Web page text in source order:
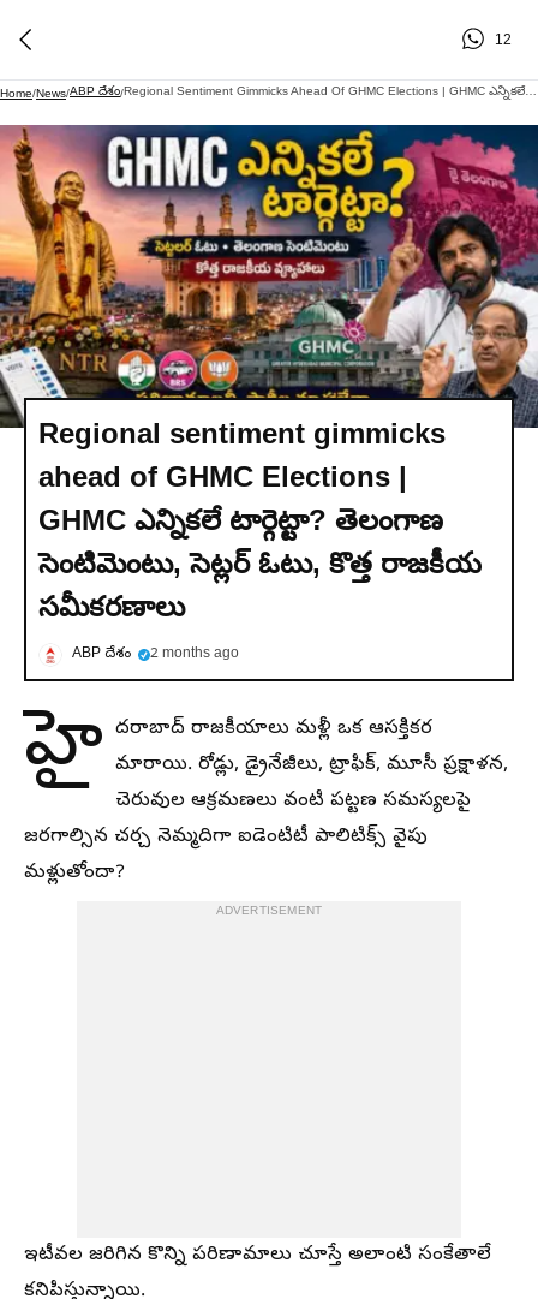
12
Home/News/ABP దేశం/
Regional sentiment gimmicks
ahead of GHMC Elections |
GHMC ఎన్నికలే టార్గెట్టా? తెలంగాణ
సెంటిమెంటు, సెట్లర్ ఓటు, కొత్త రాజకీయ
సమీకరణాలు
ABP దేశం 2 months ago
హై దరాబాద్ రాజకీయాలు మళ్లీ ఒక ఆసక్తికర
మారాయి. రోడ్లు, డ్రైనేజీలు, ట్రాఫిక్, మూసీ ప్రక్షాళన,
చెరువుల ఆక్రమణలు వంటి పట్టణ సమస్యలపై
జరగాల్సిన చర్చ నెమ్మదిగా ఐడెంటిటీ పాలిటిక్స్ వైపు
మళ్లుతోందా?
ADVERTISEMENT
ఇటీవల జరిగిన కొన్ని పరిణామాలు చూస్తే అలాంటి సంకేతాలే
కనిపిస్తున్నాయి.